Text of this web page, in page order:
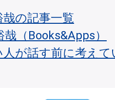
哉の記事一覧
哉（Books&Apps）
が話す前に考え